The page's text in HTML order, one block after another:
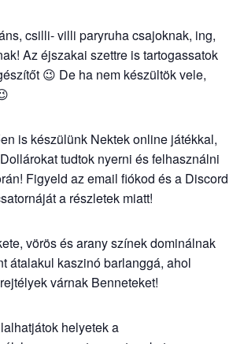
csilli- villi paryruha csajoknak, ing,
Az éjszakai szettre is tartogassatok
😉 De ha nem készültök vele,
is készülünk Nektek online játékkal,
tudtok nyerni és felhasználni
Figyeld az email fiókod és a Discord
a részletek miatt!
vörös és arany színek dominálnak
átalakul kaszinó barlanggá, ahol
várnak Benneteket!
helyetek a